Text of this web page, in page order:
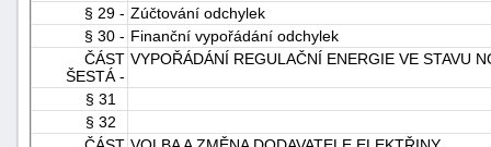
§ 29 - Zúčtování odchylek
§ 30 - Finanční vypořádání odchylek
ČÁST
ŠESTÁ -
VYPOŘÁDÁNÍ REGULAČNÍ ENERGIE VE STAVU
§ 31
§ 32